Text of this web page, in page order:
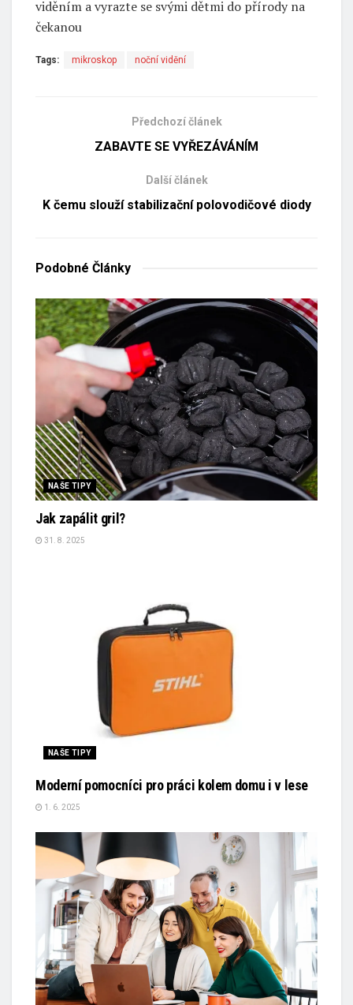
viděním a vyrazte se svými dětmi do přírody na
čekanou
Tags: mikroskop noční vidění
Předchozí článek
ZABAVTE SE VYŘEZÁVÁNÍM
Další článek
K čemu slouží stabilizační polovodičové diody
Podobné Články
NAŠE TIPY
Jak zapálit gril?
31. 8. 2025
NAŠE TIPY
Moderní pomocníci pro práci kolem domu i v lese
1. 6. 2025